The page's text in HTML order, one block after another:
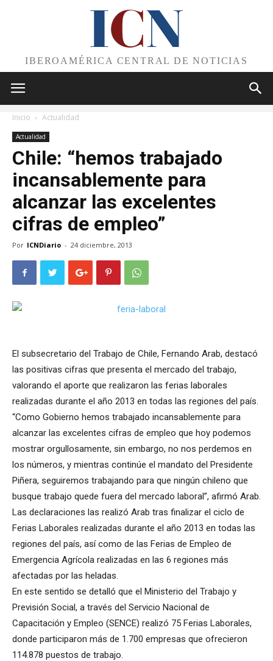
ICN
IBEROAMÉRICA CENTRAL DE NOTICIAS
Inicio Actualidad
Actualidad
Chile: “hemos trabajado
incansablemente para
alcanzar las excelentes
cifras de empleo”
Por ICNDiario - 24 diciembre, 2013
El subsecretario del Trabajo de Chile, Fernando Arab, destacó
las positivas cifras que presenta el mercado del trabajo,
valorando el aporte que realizaron las ferias laborales
realizadas durante el año 2013 en todas las regiones del país.
“Como Gobierno hemos trabajado incansablemente para
alcanzar las excelentes cifras de empleo que hoy podemos
mostrar orgullosamente, sin embargo, no nos perdemos en
los números, y mientras continúe el mandato del Presidente
Piñera, seguiremos trabajando para que ningún chileno que
busque trabajo quede fuera del mercado laboral”, afirmó Arab.
Las declaraciones las realizó Arab tras finalizar el ciclo de
Ferias Laborales realizadas durante el año 2013 en todas las
regiones del país, así como de las Ferias de Empleo de
Emergencia Agrícola realizadas en las 6 regiones más
afectadas por las heladas.
En este sentido se detalló que el Ministerio del Trabajo y
Previsión Social, a través del Servicio Nacional de
Capacitación y Empleo (SENCE) realizó 75 Ferias Laborales,
donde participaron más de 1.700 empresas que ofrecieron
114.878 puestos de trabajo.